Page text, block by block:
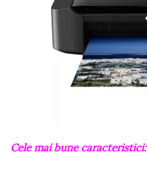
Cele mai bune caracteristici: